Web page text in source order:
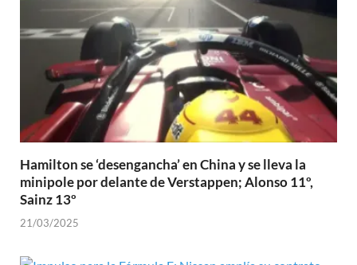
Hamilton se ‘desengancha’ en China y se lleva la
minipole por delante de Verstappen; Alonso 11º,
Sainz 13º
21/03/2025